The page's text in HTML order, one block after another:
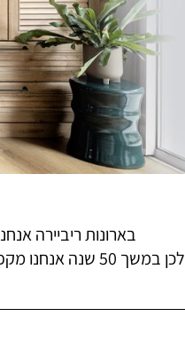
בארונות ריביירה
לכן במשך 50 שנה אנחנו מקפידים לייצר ארונות איכותיים בהתאמה אישית עם חומרי גלם מעולים ובטכנולוגיה חדשנית.